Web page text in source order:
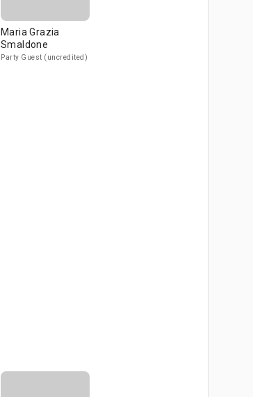
Maria Grazia
Smaldone
Party Guest (uncredited)